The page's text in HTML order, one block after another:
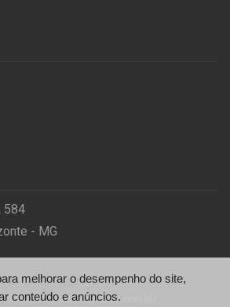
584
- MG
- http://seminovos.frotacar.com.br/
melhorar o desempenho do site,
conteúdo e anúncios.